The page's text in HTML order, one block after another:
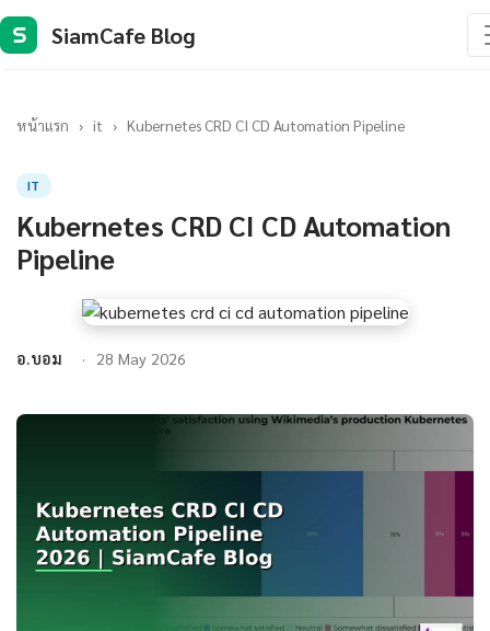
S SiamCafe Blog
หน้าแรก › it › Kubernetes CRD CI CD Automation Pipeline
IT
Kubernetes CRD CI CD Automation
Pipeline
อ.บอม 28 May 2026